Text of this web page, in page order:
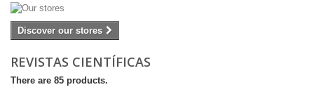
Discover our stores
REVISTAS CIENTÍFICAS
There are 85 products.